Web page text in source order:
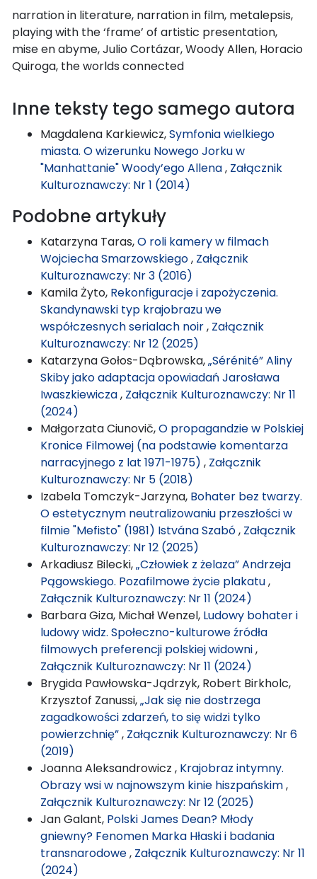
narration in literature, narration in film, metalepsis,
playing with the ‘frame’ of artistic presentation,
mise en abyme, Julio Cortázar, Woody Allen, Horacio
Quiroga, the worlds connected
Inne teksty tego samego autora
Magdalena Karkiewicz,Symfonia wielkiego
miasta. O wizerunku Nowego Jorku w
"Manhattanie" Woody’ego Allena, Załącznik
Kulturoznawczy: Nr 1 (2014)
Podobne artykuły
Katarzyna Taras,O roli kamery w filmach
Wojciecha Smarzowskiego, Załącznik
Kulturoznawczy: Nr 3 (2016)
Kamila Żyto, Rekonfiguracje i zapożyczenia.
Skandynawski typ krajobrazu we
współczesnych serialach noir, Załącznik
Kulturoznawczy: Nr 12 (2025)
Katarzyna Gołos-Dąbrowska,„Sérénité” Aliny
Skiby jako adaptacja opowiadań Jarosława
Iwaszkiewicza, Załącznik Kulturoznawczy: Nr 11
(2024)
Małgorzata Ciunovič,O propagandzie w Polskiej
Kronice Filmowej (na podstawie komentarza
narracyjnego z lat 1971-1975) , Załącznik
Kulturoznawczy: Nr 5 (2018)
Izabela Tomczyk-Jarzyna, Bohater bez twarzy.
O estetycznym neutralizowaniu przeszłości w
filmie "Mefisto" (1981) Istvána Szabó, Załącznik
Kulturoznawczy: Nr 12 (2025)
Arkadiusz Bilecki,„Człowiek z żelaza” Andrzeja
Pągowskiego. Pozafilmowe życie plakatu,
Załącznik Kulturoznawczy: Nr 11 (2024)
Barbara Giza, Michał Wenzel, Ludowy bohater i
ludowy widz. Społeczno-kulturowe źródła
filmowych preferencji polskiej widowni,
Załącznik Kulturoznawczy: Nr 11 (2024)
Brygida Pawłowska-Jądrzyk, Robert Birkholc,
Krzysztof Zanussi,„Jak się nie dostrzega
zagadkowości zdarzeń, to się widzi tylko
powierzchnię”, Załącznik Kulturoznawczy: Nr 6
(2019)
Joanna Aleksandrowicz , Krajobraz intymny.
Obrazy wsi w najnowszym kinie hiszpańskim,
Załącznik Kulturoznawczy: Nr 12 (2025)
Jan Galant, Polski James Dean? Młody
gniewny? Fenomen Marka Hłaski i badania
transnarodowe, Załącznik Kulturoznawczy: Nr 11
(2024)